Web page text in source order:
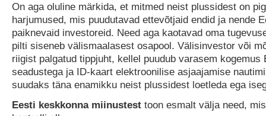
On aga oluline märkida, et mitmed neist plussidest on
harjumused, mis puudutavad ettevõtjaid endid ja nende
paiknevaid investoreid. Need aga kaotavad oma
pilti siseneb välismaalasest osapool. Välisinvestor või
riigist palgatud tippjuht, kellel puudub varasem kogemus
seadustega ja ID-kaart elektroonilise asjaajamise
suudaks täna enamikku neist plussidest loetleda ega
Eesti keskkonna miinustest toon esmalt välja need,